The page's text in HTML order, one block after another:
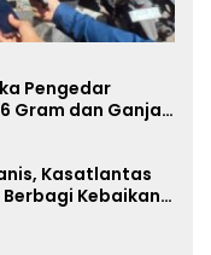
Pengedar
Gram dan Ganja
Kebaikan